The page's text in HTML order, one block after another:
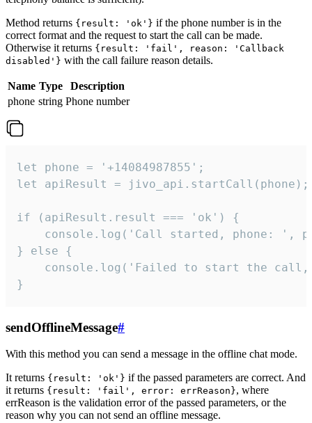
Method returns {result: 'ok'} if the phone number is in the
correct format and the request to start the call can be made.
Otherwise it returns {result: 'fail', reason: 'Callback
disabled'} with the call failure reason details.
Name Type
Description
phone string Phone number
let phone = '+14084987855';
let apiResult = jivo_api.startCall(phone);
if (apiResult.result === 'ok') {
console.log('Call started, phone: ',
} else {
console.log('Failed to start the
}
sendOfflineMessage#
With this method you can send a message in the offline chat mode.
It returns {result: 'ok'} if the passed parameters are correct. And
it returns {result: 'fail', error: errReason}, where
errReason is the validation error of the passed parameters, or the
reason why you can not send an offline message.